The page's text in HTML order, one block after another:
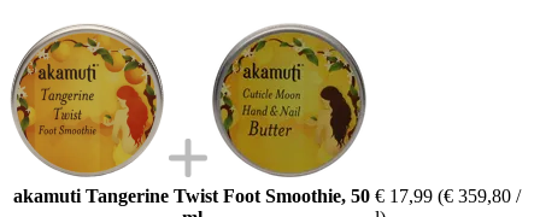
akamuti Tangerine Twist Foot Smoothie, 50 € 17,99 (€ 359,80 /